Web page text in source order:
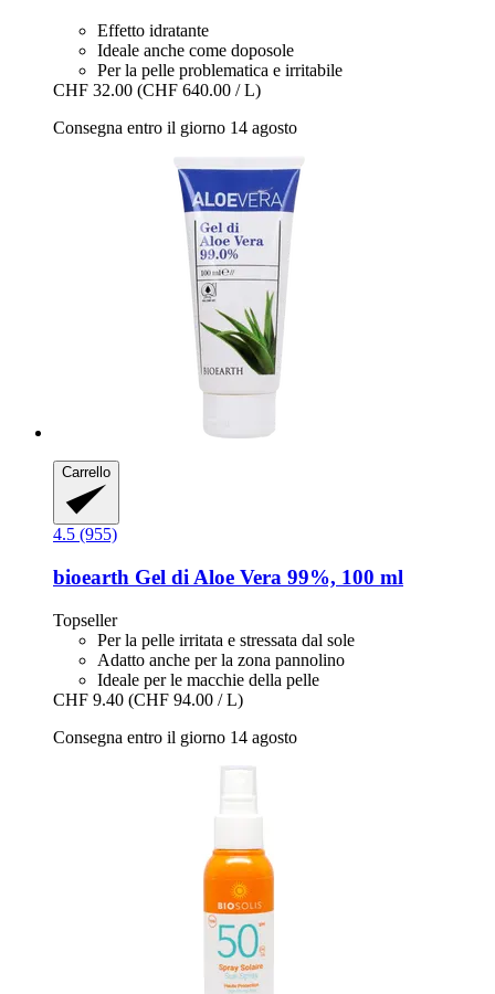
Effetto idratante
Ideale anche come doposole
Per la pelle problematica e irritabile
CHF 32.00 (CHF 640.00 / L)
Consegna entro il giorno 14 agosto
Carrello
4.5 (955)
bioearth Gel di Aloe Vera 99%, 100 ml
Topseller
Per la pelle irritata e stressata dal sole
Adatto anche per la zona pannolino
Ideale per le macchie della pelle
CHF 9.40 (CHF 94.00 / L)
Consegna entro il giorno 14 agosto